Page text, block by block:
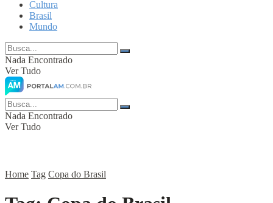
Cultura
Brasil
Mundo
Nada Encontrado
Ver Tudo
Nada Encontrado
Ver Tudo
Home Tag Copa do Brasil